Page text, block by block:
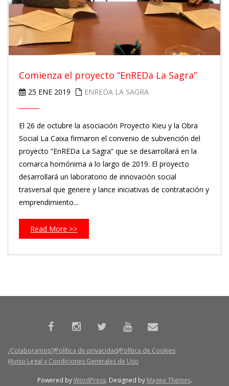
Comienza el proyecto “EnREDa La Sagra”
25 ENE 2019 ENREDA LA SAGRA
El 26 de octubre la asociación Proyecto Kieu y la Obra
Social La Caixa firmaron el convenio de subvención del
proyecto “EnREDa La Sagra” que se desarrollará en la
comarca homónima a lo largo de 2019. El proyecto
desarrollará un laboratorio de innovación social
trasversal que genere y lance iniciativas de contratación y
emprendimiento...
Read More >>
¿Colaboramos? Política de privacidad Política de Cookies
Aviso Legal y Condiciones Generales de Uso
Powered byWordPress. Designed by Magee Themes.